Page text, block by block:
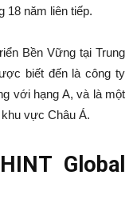
18 năm liên tiếp.
Bền Vững tại Trung
biết đến là công ty
với hạng A, và là một
vực Châu Á.
Global